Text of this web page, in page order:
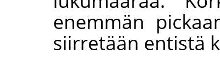
enemmän
siirretään entistä